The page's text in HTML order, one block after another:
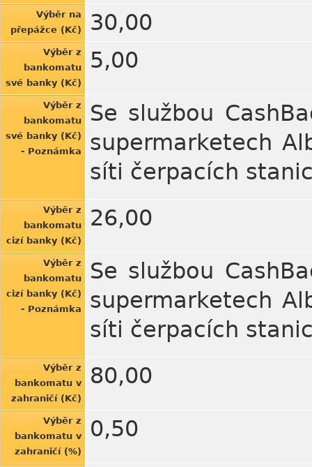
Výběr na
přepážce (Kč)
30,00
Výběr z
bankomatu
své banky (Kč)
5,00
Výběr z
bankomatu
své banky (Kč)
- Poznámka
Se službou
supermarketech
síti čerpacích
Výběr z
bankomatu
cizí banky (Kč)
26,00
Výběr z
bankomatu
cizí banky (Kč)
- Poznámka
Se službou
supermarketech
síti čerpacích
Výběr z
bankomatu v
zahraničí (Kč)
80,00
Výběr z
bankomatu v
zahraničí (%)
0,50